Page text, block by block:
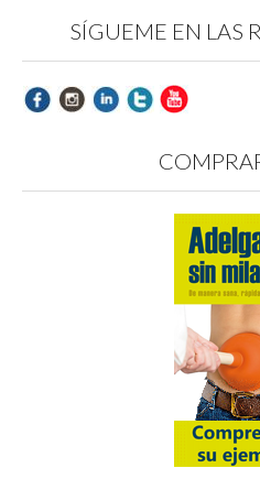
SÍGUEME EN LAS